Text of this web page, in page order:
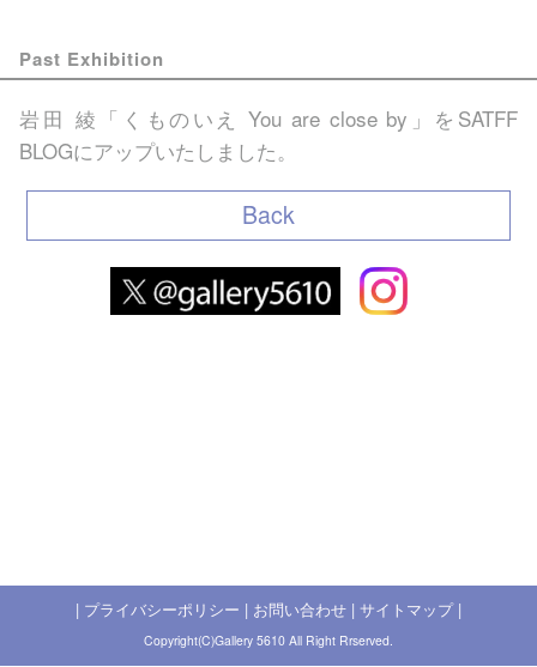
Past Exhibition
岩田 綾「くものいえ You are close by」を SATFF
BLOGにアップいたしました。
Back
| プライバシーポリシー | お問い合わせ | サイトマップ |
Copyright(C)Gallery 5610 All Right Rrserved.